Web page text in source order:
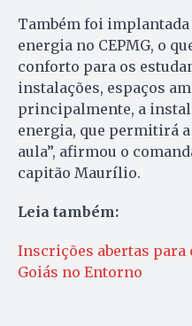
Também foi implantada
energia no CEPMG, o
conforto para os
instalações, espaços
principalmente, a
energia, que permitirá
aula”, afirmou o
capitão Maurílio.
Leia também:
Inscrições abertas
Goiás no Entorno